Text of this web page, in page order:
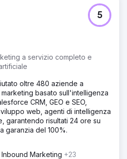
a servizio completo e
5
oltre 480 aziende a
basato sull'intelligenza
CRM, GEO e SEO,
web, agenti di intelligenza
garantendo risultati 24 ore su
garanzia del 100%.
Marketing +23